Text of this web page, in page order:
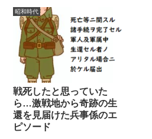
昭和時代
戦死したと思っていた
ら…激戦地から奇跡の生
還を見届けた兵事係のエ
ピソード